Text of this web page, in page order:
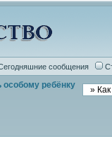
сообщения
особому ребёнку